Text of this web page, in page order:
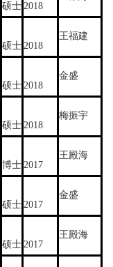
硕士 2018
硕士 2018
王福建
硕士 2018
金盛
硕士 2018
梅振宇
博士 2017
王殿海
硕士 2017
金盛
硕士 2017
王殿海